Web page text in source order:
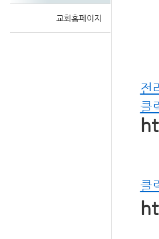
교회홈페이지
전
클
클
스케치